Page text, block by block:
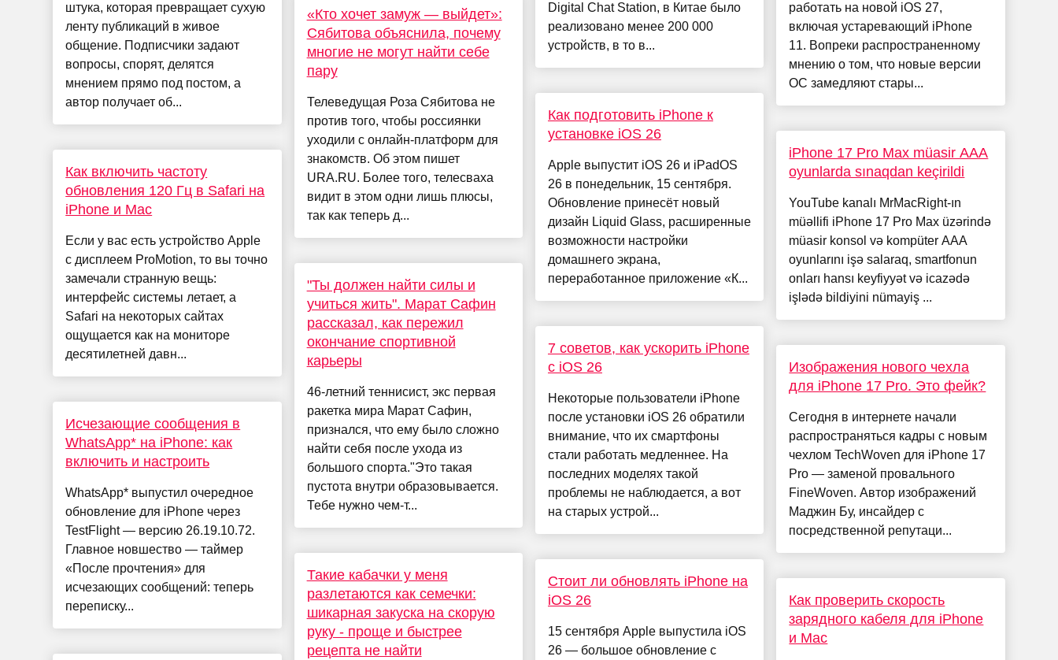
штука, которая превращает сухую
ленту публикаций в живое
общение. Подписчики задают
вопросы, спорят, делятся
мнением прямо под постом, а
автор получает об...
Как включить частоту
обновления 120 Гц в Safari на
iPhone и Mac
Если у вас есть устройство Apple
с дисплеем ProMotion, то вы точно
замечали странную вещь:
интерфейс системы летает, а
Safari на некоторых сайтах
ощущается как на мониторе
десятилетней давн...
Исчезающие сообщения в
WhatsApp* на iPhone: как
включить и настроить
WhatsApp* выпустил очередное
обновление для iPhone через
TestFlight — версию 26.19.10.72.
Главное новшество — таймер
«После прочтения» для
исчезающих сообщений: теперь
переписку...
«Кто хочет замуж — выйдет»:
Сябитова объяснила, почему
многие не могут найти себе
пару
Телеведущая Роза Сябитова не
против того, чтобы россиянки
уходили с онлайн-платформ для
знакомств. Об этом пишет
URA.RU. Более того, телесваха
видит в этом одни лишь плюсы,
так как теперь д...
"Ты должен найти силы и
учиться жить". Марат Сафин
рассказал, как пережил
окончание спортивной
карьеры
46-летний теннисист, экс первая
ракетка мира Марат Сафин,
признался, что ему было сложно
найти себя после ухода из
большого спорта."Это такая
пустота внутри образовывается.
Тебе нужно чем-т...
Такие кабачки у меня
разлетаются как семечки:
шикарная закуска на скорую
руку - проще и быстрее
рецепта не найти
Digital Chat Station, в Китае было
реализовано менее 200 000
устройств, в то в...
Как подготовить iPhone к
установке iOS 26
Apple выпустит iOS 26 и iPadOS
26 в понедельник, 15 сентября.
Обновление принесёт новый
дизайн Liquid Glass, расширенные
возможности настройки
домашнего экрана,
переработанное приложение «К...
7 советов, как ускорить iPhone
с iOS 26
Некоторые пользователи iPhone
после установки iOS 26 обратили
внимание, что их смартфоны
стали работать медленнее. На
последних моделях такой
проблемы не наблюдается, а вот
на старых устрой...
Стоит ли обновлять iPhone на
iOS 26
15 сентября Apple выпустила iOS
26 — большое обновление с
работать на новой iOS 27,
включая устаревающий iPhone
11. Вопреки распространенному
мнению о том, что новые версии
ОС замедляют стары...
iPhone 17 Pro Max müasir AAA
oyunlarda sınaqdan keçirildi
YouTube kanalı MrMacRight-ın
müəllifi iPhone 17 Pro Max üzərində
müasir konsol və kompüter AAA
oyunlarını işə salaraq, smartfonun
onları hansı keyfiyyət və icazədə
işlədə bildiyini nümayiş ...
Изображения нового чехла
для iPhone 17 Pro. Это фейк?
Сегодня в интернете начали
распространяться кадры с новым
чехлом TechWoven для iPhone 17
Pro — заменой провального
FineWoven. Автор изображений
Маджин Бу, инсайдер с
посредственной репутаци...
Как проверить скорость
зарядного кабеля для iPhone
и Mac